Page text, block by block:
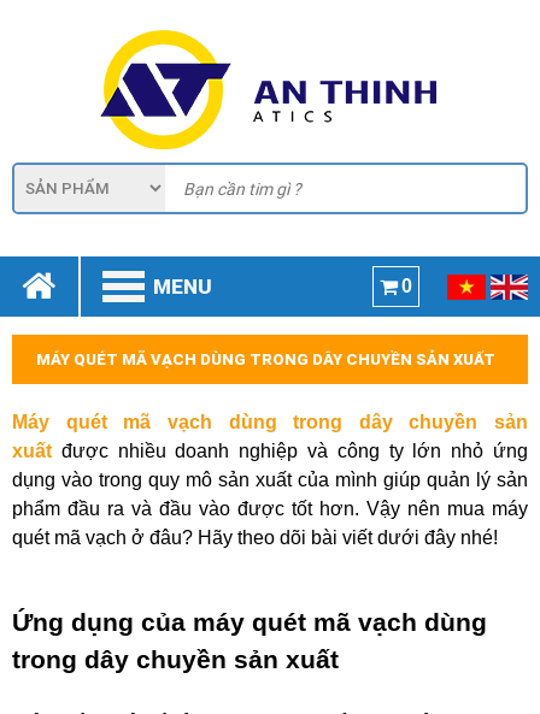
MENU 0
MÁY QUÉT MÃ VẠCH DÙNG TRONG DÂY CHUYỀN SẢN XUẤT
Máy quét mã vạch dùng trong dây chuyền sản
xuất được nhiều doanh nghiệp và công ty lớn nhỏ ứng
dụng vào trong quy mô sản xuất của mình giúp quản lý sản
phẩm đầu ra và đầu vào được tốt hơn. Vậy nên mua máy
quét mã vạch ở đâu? Hãy theo dõi bài viết dưới đây nhé!
Ứng dụng của máy quét mã vạch dùng
trong dây chuyền sản xuất